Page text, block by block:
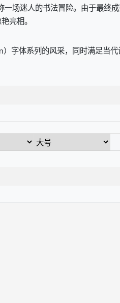
场迷人的书法冒险。由于最终
亮相。
字体系列的风采，同时满足当